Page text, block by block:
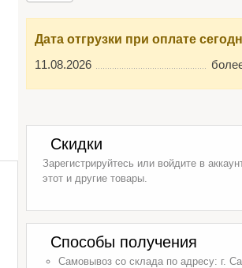
Дата отгрузки при оплате
11.08.2026
Скидки
Зарегистрируйтесь или войдите в
этот и другие товары.
Способы получения
Самовывоз со склада по адресу: г.